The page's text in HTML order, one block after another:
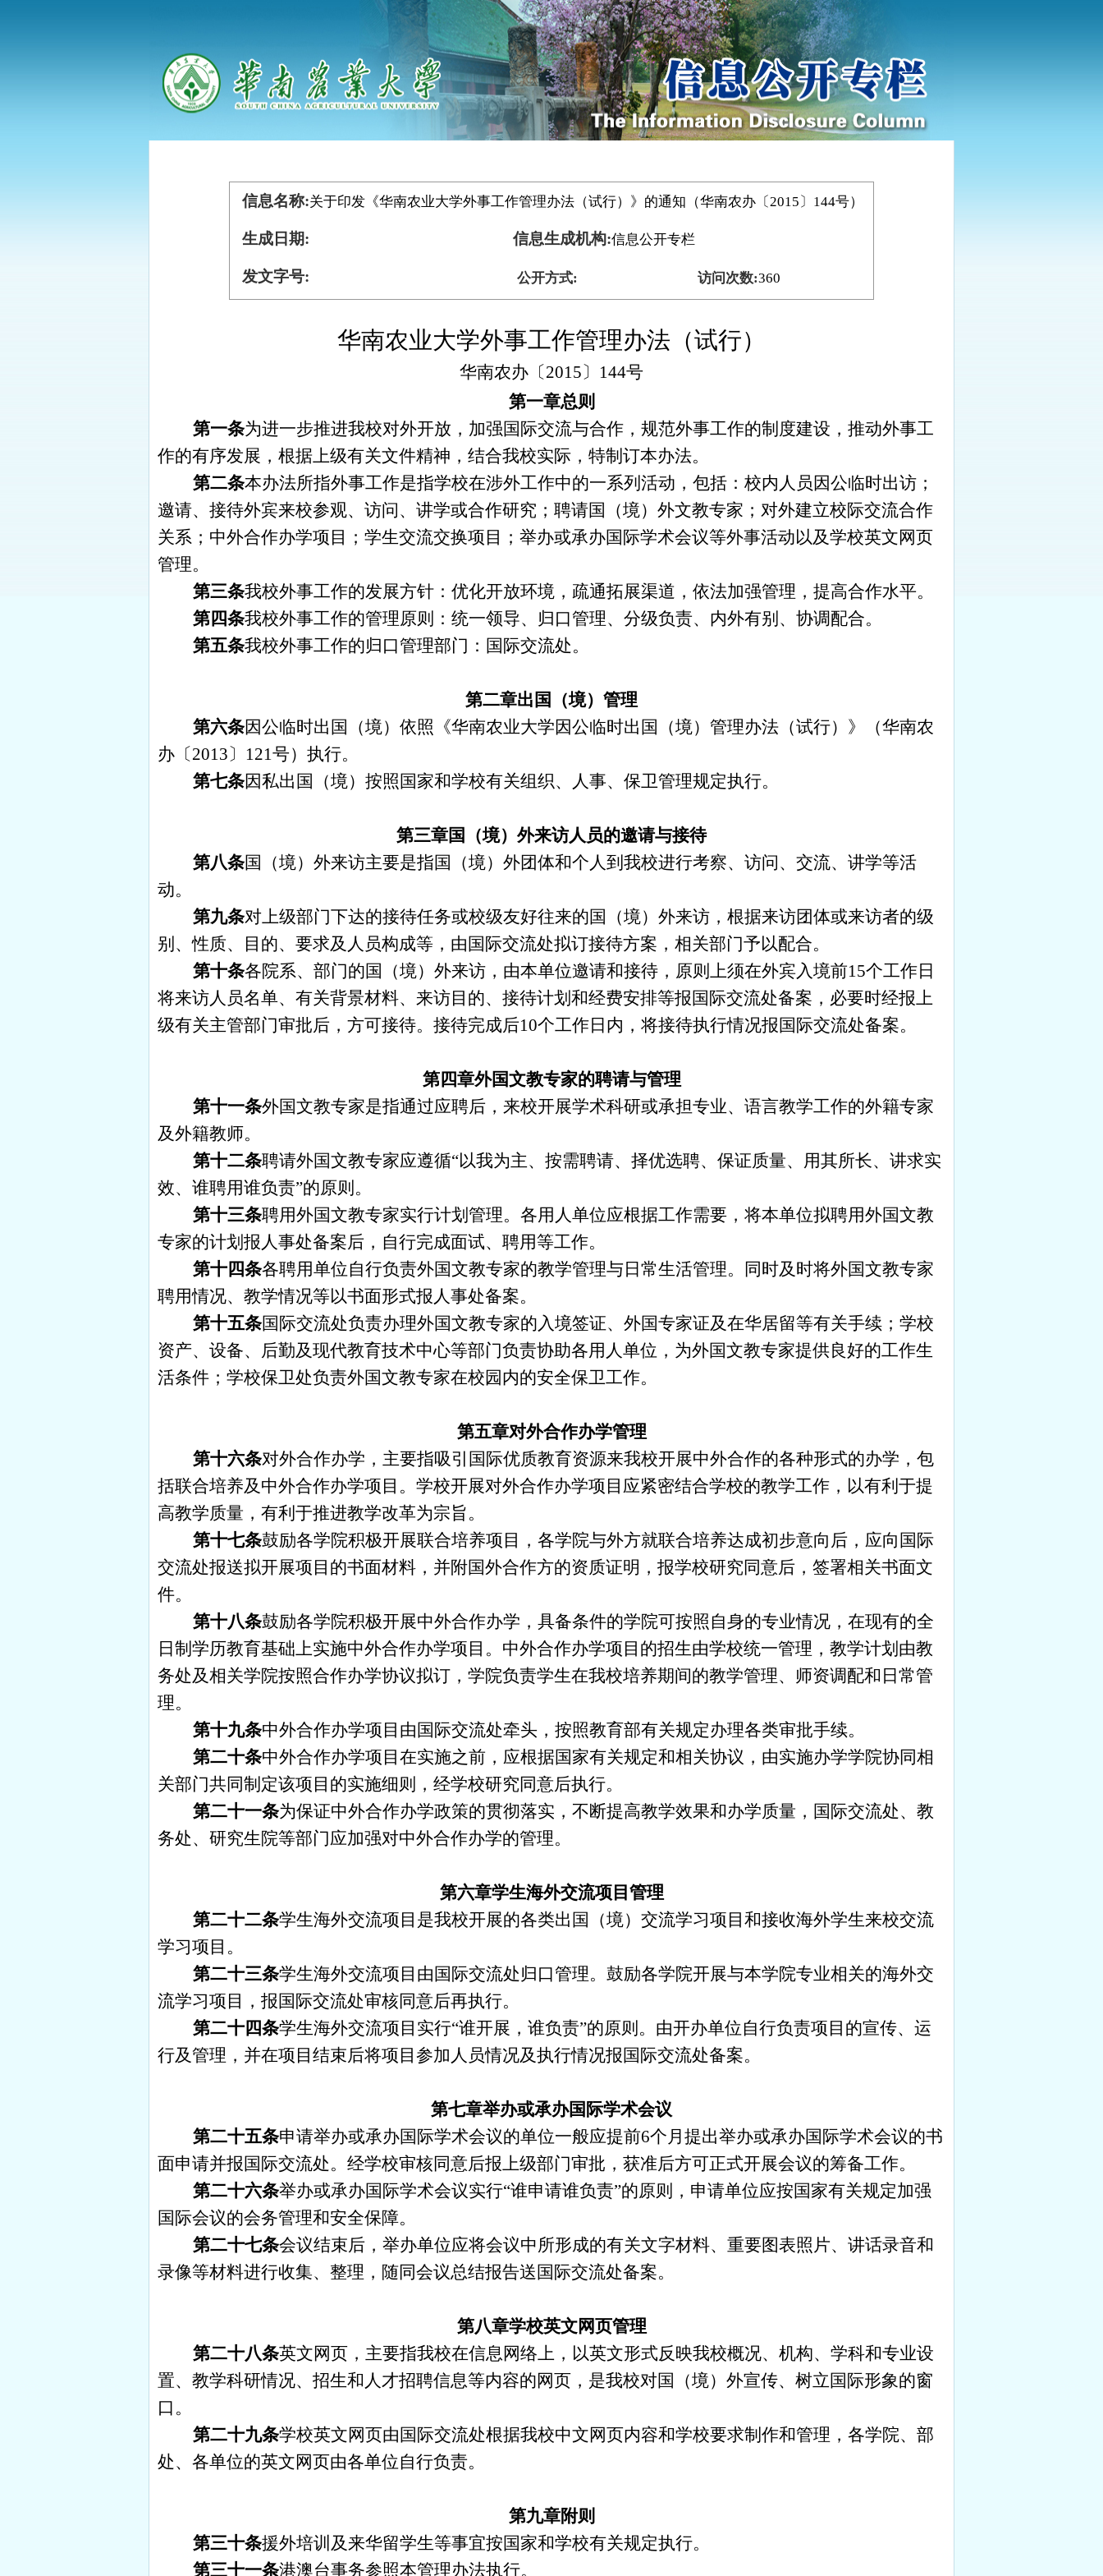
信息名称:关于印发《华南农业大学外事工作管理办法（试行）》的通知（华南农办〔2015〕144号）
生成日期: 信息生成机构:信息公开专栏
发文字号: 公开方式: 访问次数:360
华南农业大学外事工作管理办法（试行）
华南农办〔2015〕 144号
第一章总则
第一条为进一步推进我校对外开放，加强国际交流与合作，规范外事工作的制度建设，推动外事工
作的有序发展，根据上级有关文件精神，结合我校实际，特制订本办法。
第二条本办法所指外事工作是指学校在涉外工作中的一系列活动，包括：校内人员因公临时出访；
邀请、接待外宾来校参观、访问、讲学或合作研究；聘请国（境）外文教专家；对外建立校际交流合作
关系；中外合作办学项目；学生交流交换项目；举办或承办国际学术会议等外事活动以及学校英文网页
管理。
第三条我校外事工作的发展方针：优化开放环境，疏通拓展渠道，依法加强管理，提高合作水平。
第四条我校外事工作的管理原则：统一领导、归口管理、分级负责、内外有别、协调配合。
第五条我校外事工作的归口管理部门：国际交流处。
第二章出国（境）管理
第六条因公临时出国（境）依照《华南农业大学因公临时出国（境）管理办法（试行）》（华南农
办〔2013〕 121号）执行。
第七条因私出国（境）按照国家和学校有关组织、人事、保卫管理规定执行。
第三章国（境）外来访人员的邀请与接待
第八条国（境）外来访主要是指国（境）外团体和个人到我校进行考察、访问、交流、讲学等活
动。
第九条对上级部门下达的接待任务或校级友好往来的国（境）外来访，根据来访团体或来访者的级
别、性质、目的、要求及人员构成等，由国际交流处拟订接待方案，相关部门予以配合。
第十条各院系、部门的国（境）外来访，由本单位邀请和接待，原则上须在外宾入境前15个工作日
将来访人员名单、有关背景材料、来访目的、接待计划和经费安排等报国际交流处备案，必要时经报上
级有关主管部门审批后，方可接待。接待完成后10个工作日内，将接待执行情况报国际交流处备案。
第四章外国文教专家的聘请与管理
第十一条外国文教专家是指通过应聘后，来校开展学术科研或承担专业、语言教学工作的外籍专家
及外籍教师。
第十二条聘请外国文教专家应遵循“以我为主、按需聘请、择优选聘、保证质量、用其所长、讲求实
效、谁聘用谁负责”的原则。
第十三条聘用外国文教专家实行计划管理。各用人单位应根据工作需要，将本单位拟聘用外国文教
专家的计划报人事处备案后，自行完成面试、聘用等工作。
第十四条各聘用单位自行负责外国文教专家的教学管理与日常生活管理。同时及时将外国文教专家
聘用情况、教学情况等以书面形式报人事处备案。
第十五条国际交流处负责办理外国文教专家的入境签证、外国专家证及在华居留等有关手续；学校
资产、设备、后勤及现代教育技术中心等部门负责协助各用人单位，为外国文教专家提供良好的工作生
活条件；学校保卫处负责外国文教专家在校园内的安全保卫工作。
第五章对外合作办学管理
第十六条对外合作办学，主要指吸引国际优质教育资源来我校开展中外合作的各种形式的办学，包
括联合培养及中外合作办学项目。学校开展对外合作办学项目应紧密结合学校的教学工作，以有利于提
高教学质量，有利于推进教学改革为宗旨。
第十七条鼓励各学院积极开展联合培养项目，各学院与外方就联合培养达成初步意向后，应向国际
交流处报送拟开展项目的书面材料，并附国外合作方的资质证明，报学校研究同意后，签署相关书面文
件。
第十八条鼓励各学院积极开展中外合作办学，具备条件的学院可按照自身的专业情况，在现有的全
日制学历教育基础上实施中外合作办学项目。中外合作办学项目的招生由学校统一管理，教学计划由教
务处及相关学院按照合作办学协议拟订，学院负责学生在我校培养期间的教学管理、师资调配和日常管
理。
第十九条中外合作办学项目由国际交流处牵头，按照教育部有关规定办理各类审批手续。
第二十条中外合作办学项目在实施之前，应根据国家有关规定和相关协议，由实施办学学院协同相
关部门共同制定该项目的实施细则，经学校研究同意后执行。
第二十一条为保证中外合作办学政策的贯彻落实，不断提高教学效果和办学质量，国际交流处、教
务处、研究生院等部门应加强对中外合作办学的管理。
第六章学生海外交流项目管理
第二十二条学生海外交流项目是我校开展的各类出国（境）交流学习项目和接收海外学生来校交流
学习项目。
第二十三条学生海外交流项目由国际交流处归口管理。鼓励各学院开展与本学院专业相关的海外交
流学习项目，报国际交流处审核同意后再执行。
第二十四条学生海外交流项目实行“谁开展，谁负责”的原则。由开办单位自行负责项目的宣传、运
行及管理，并在项目结束后将项目参加人员情况及执行情况报国际交流处备案。
第七章举办或承办国际学术会议
第二十五条申请举办或承办国际学术会议的单位一般应提前6个月提出举办或承办国际学术会议的书
面申请并报国际交流处。经学校审核同意后报上级部门审批，获准后方可正式开展会议的筹备工作。
第二十六条举办或承办国际学术会议实行“谁申请谁负责”的原则，申请单位应按国家有关规定加强
国际会议的会务管理和安全保障。
第二十七条会议结束后，举办单位应将会议中所形成的有关文字材料、重要图表照片、讲话录音和
录像等材料进行收集、整理，随同会议总结报告送国际交流处备案。
第八章学校英文网页管理
第二十八条英文网页，主要指我校在信息网络上，以英文形式反映我校概况、机构、学科和专业设
置、教学科研情况、招生和人才招聘信息等内容的网页，是我校对国（境）外宣传、树立国际形象的窗
口。
第二十九条学校英文网页由国际交流处根据我校中文网页内容和学校要求制作和管理，各学院、部
处、各单位的英文网页由各单位自行负责。
第九章附则
第三十条援外培训及来华留学生等事宜按国家和学校有关规定执行。
第三十一条港澳台事务参照本管理办法执行。